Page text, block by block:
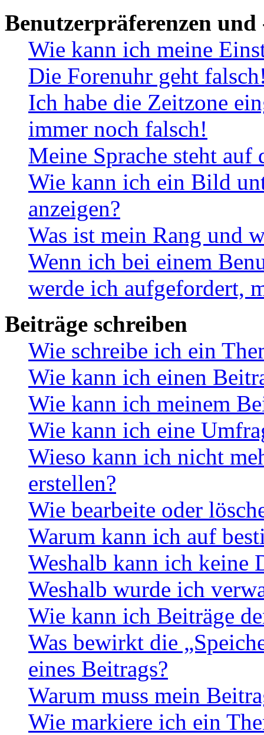
Benutzerpräferenzen und
Wie kann ich meine
Die Forenuhr geht
Ich habe die Zeitzone
immer noch falsch!
Meine Sprache steht
Wie kann ich ein Bild
anzeigen?
Was ist mein Rang und
Wenn ich bei einem
werde ich aufgefordert,
Beiträge schreiben
Wie schreibe ich ein
Wie kann ich einen
Wie kann ich meinem
Wie kann ich eine
Wieso kann ich nicht
erstellen?
Wie bearbeite oder
Warum kann ich auf
Weshalb kann ich keine
Weshalb wurde ich
Wie kann ich Beiträge
Was bewirkt die
eines Beitrags?
Warum muss mein
Wie markiere ich ein